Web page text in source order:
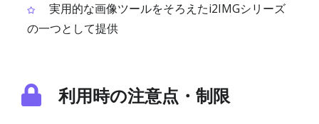
実用的な画像ツールをそろえたi2IMGシリーズ
の一つとして提供
利用時の注意点・制限